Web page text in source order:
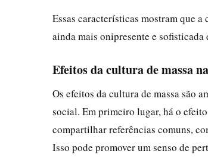
Essas características mostram que
ainda mais onipresente e sofisticada
Efeitos da cultura de massa
Os efeitos da cultura de massa são
social. Em primeiro lugar, há o
compartilhar referências comuns,
Isso pode promover um senso de